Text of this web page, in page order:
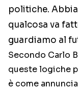
politiche.
qualcosa va
guardiamo al
Secondo Carlo
queste logiche
è come